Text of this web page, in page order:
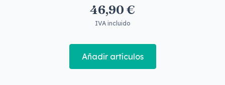
46,90 €
IVA incluido
Añadir artículos